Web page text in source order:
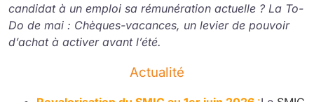
candidat à un emploi sa rémunération actuelle ? La To-
Do de mai : Chèques-vacances, un levier de pouvoir
d’achat à activer avant l’été.
Actualité